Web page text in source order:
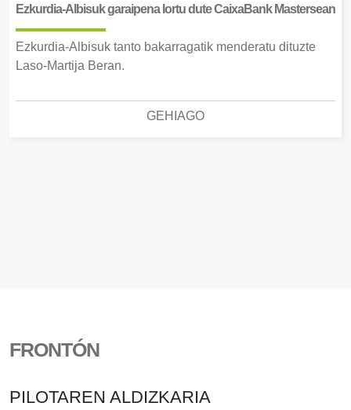
Ezkurdia-Albisuk garaipena lortu dute CaixaBank Mastersean
Ezkurdia-Albisuk tanto bakarragatik menderatu dituzte
Laso-Martija Beran.
GEHIAGO
FRONTÓN
PILOTAREN ALDIZKARIA